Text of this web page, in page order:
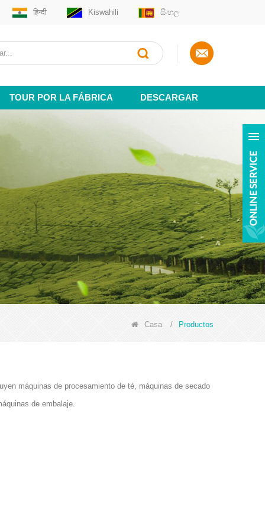
हिन्दी Kiswahili සිංහල
TOUR POR LA FÁBRICA DESCARGAR
Casa / Productos
máquinas de procesamiento de té, máquinas de secado
de embalaje.